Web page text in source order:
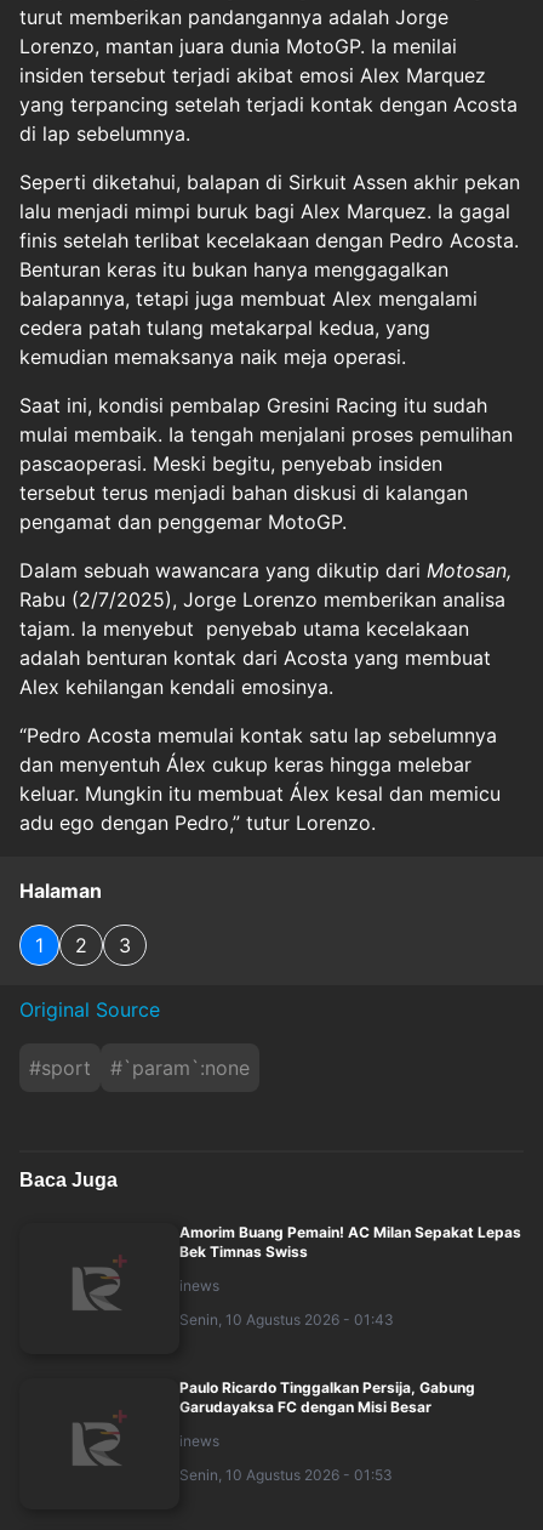
turut memberikan pandangannya adalah Jorge
Lorenzo, mantan juara dunia MotoGP. Ia menilai
insiden tersebut terjadi akibat emosi Alex Marquez
yang terpancing setelah terjadi kontak dengan Acosta
di lap sebelumnya.
Seperti diketahui, balapan di Sirkuit Assen akhir pekan
lalu menjadi mimpi buruk bagi Alex Marquez. Ia gagal
finis setelah terlibat kecelakaan dengan Pedro Acosta.
Benturan keras itu bukan hanya menggagalkan
balapannya, tetapi juga membuat Alex mengalami
cedera patah tulang metakarpal kedua, yang
kemudian memaksanya naik meja operasi.
Saat ini, kondisi pembalap Gresini Racing itu sudah
mulai membaik. Ia tengah menjalani proses pemulihan
pascaoperasi. Meski begitu, penyebab insiden
tersebut terus menjadi bahan diskusi di kalangan
pengamat dan penggemar MotoGP.
Dalam sebuah wawancara yang dikutip dari Motosan,
Rabu (2/7/2025), Jorge Lorenzo memberikan analisa
tajam. Ia menyebut penyebab utama kecelakaan
adalah benturan kontak dari Acosta yang membuat
Alex kehilangan kendali emosinya.
“Pedro Acosta memulai kontak satu lap sebelumnya
dan menyentuh Álex cukup keras hingga melebar
keluar. Mungkin itu membuat Álex kesal dan memicu
adu ego dengan Pedro,” tutur Lorenzo.
Halaman
1 2 3
Original Source
#sport #`param`:none
Baca Juga
Amorim Buang Pemain! AC Milan Sepakat Lepas
Bek Timnas Swiss
inews
Senin, 10 Agustus 2026 - 01:43
Paulo Ricardo Tinggalkan Persija, Gabung
Garudayaksa FC dengan Misi Besar
inews
Senin, 10 Agustus 2026 - 01:53